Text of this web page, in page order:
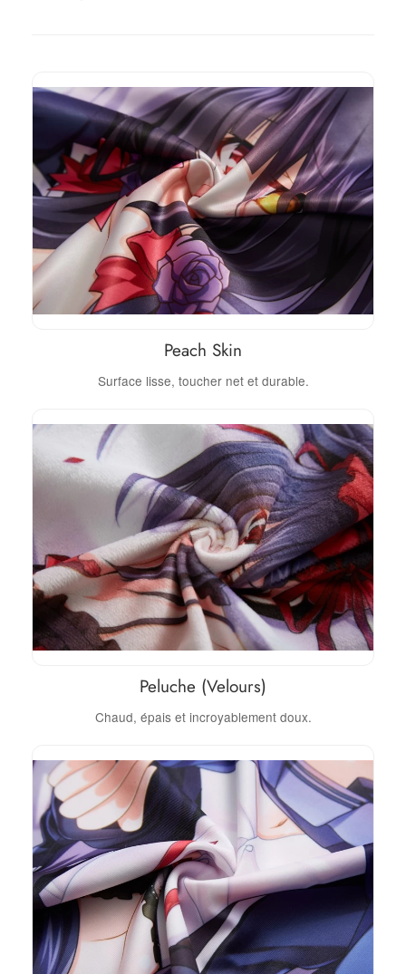
Peach Skin
Surface lisse, toucher net et durable.
Peluche (Velours)
Chaud, épais et incroyablement doux.